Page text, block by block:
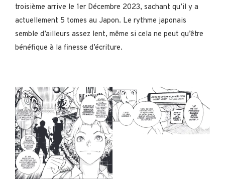
troisième arrive le 1er Décembre 2023, sachant qu’il y a
actuellement 5 tomes au Japon. Le rythme japonais
semble d’ailleurs assez lent, même si cela ne peut qu’être
bénéfique à la finesse d’écriture.